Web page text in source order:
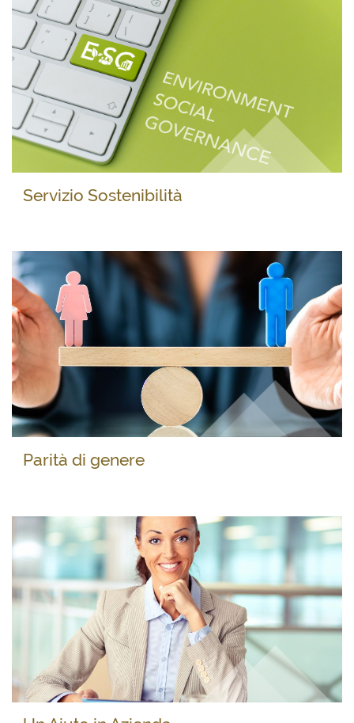
Servizio Sostenibilità
Parità di genere